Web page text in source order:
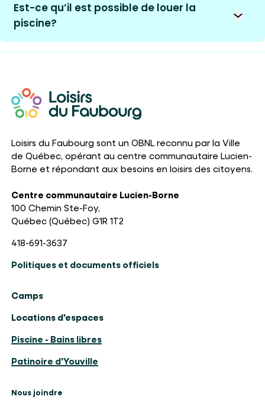
Est-ce qu’il est possible de louer la
piscine?
Ouvrir
Loisirs du Faubourg sont un OBNL reconnu par la Ville
de Québec, opérant au centre communautaire Lucien-
Borne et répondant aux besoins en loisirs des citoyens.
Centre communautaire Lucien-Borne
100 Chemin Ste-Foy,
Québec (Québec) G1R 1T2
418-691-3637
Politiques et documents officiels
Camps
Locations d'espaces
Piscine - Bains libres
Patinoire d'Youville
Nous joindre